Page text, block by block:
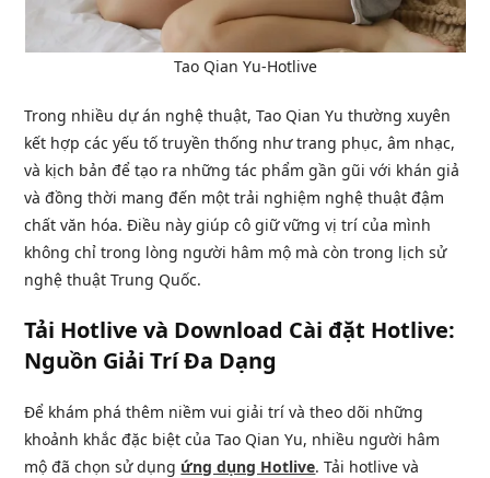
Tao Qian Yu-Hotlive
Trong nhiều dự án nghệ thuật, Tao Qian Yu thường xuyên
kết hợp các yếu tố truyền thống như trang phục, âm nhạc,
và kịch bản để tạo ra những tác phẩm gần gũi với khán giả
và đồng thời mang đến một trải nghiệm nghệ thuật đậm
chất văn hóa. Điều này giúp cô giữ vững vị trí của mình
không chỉ trong lòng người hâm mộ mà còn trong lịch sử
nghệ thuật Trung Quốc.
Tải Hotlive và Download Cài đặt Hotlive:
Nguồn Giải Trí Đa Dạng
Để khám phá thêm niềm vui giải trí và theo dõi những
khoảnh khắc đặc biệt của Tao Qian Yu, nhiều người hâm
mộ đã chọn sử dụng ứng dụng Hotlive. Tải hotlive và